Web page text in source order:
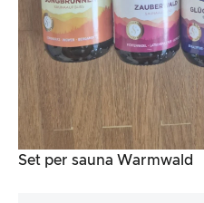
Set per sauna Warmwald